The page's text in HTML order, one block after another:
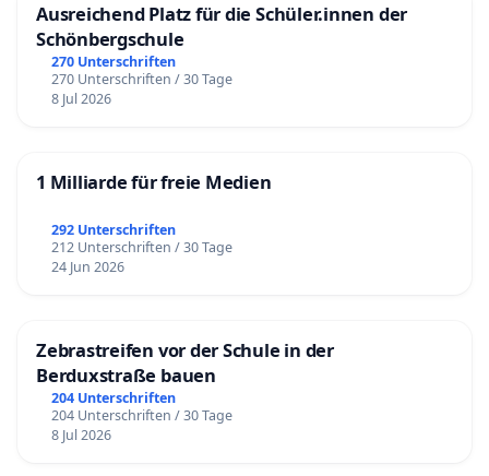
Ausreichend Platz für die Schüler.innen der
Schönbergschule
270 Unterschriften
270 Unterschriften / 30 Tage
8 Jul 2026
1 Milliarde für freie Medien
292 Unterschriften
212 Unterschriften / 30 Tage
24 Jun 2026
Zebrastreifen vor der Schule in der
Berduxstraße bauen
204 Unterschriften
204 Unterschriften / 30 Tage
8 Jul 2026